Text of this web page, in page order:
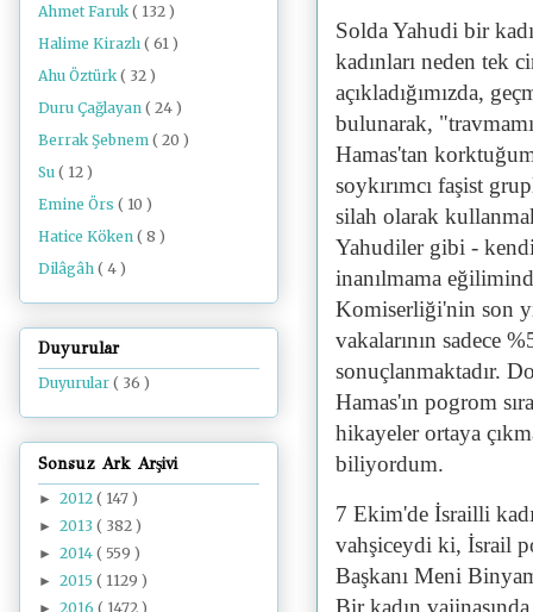
Solda Yahudi bir
kadınları neden tek
açıkladığımızda,
bulunarak,
Hamas'tan
soykırımcı faşist
silah olarak
Yahudiler gibi -
inanılmama
Komiserliği'nin son
vakalarının sadece
sonuçlanmaktadır.
Hamas'ın pogrom
hikayeler ortaya
biliyordum.
7 Ekim'de İsrailli
vahşiceydi ki, İsrail
Başkanı Meni
Bir kadın
Ahmet Faruk ( 132 )
Halime Kirazlı ( 61 )
Ahu Öztürk ( 32 )
Duru Çağlayan ( 24 )
Berrak Şebnem ( 20 )
Su ( 12 )
Emine Örs ( 10 )
Hatice Köken ( 8 )
Dilâgâh ( 4 )
Duyurular
Duyurular ( 36 )
Sonsuz Ark Arşivi
► 2012 ( 147 )
► 2013 ( 382 )
► 2014 ( 559 )
► 2015 ( 1129 )
► 2016 ( 1472 )